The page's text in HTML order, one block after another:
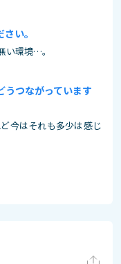
い。
い環境…。
うつながっています
今はそれも多少は感じ